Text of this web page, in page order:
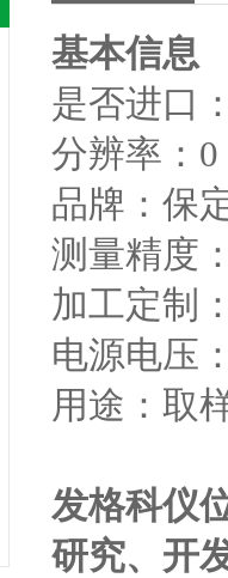
基本信息
是否进口
分辨率： 0
品牌： 保
测量精度
加工定制
电源电压
用途： 取
发格科仪
研究、开